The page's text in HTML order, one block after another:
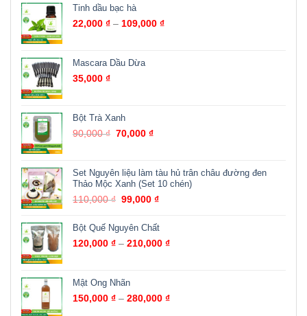
Tinh dầu bạc hà
22,000 ₫ – 109,000 ₫
Mascara Dầu Dừa
35,000 ₫
Bột Trà Xanh
90,000₫ 70,000₫
Set Nguyên liệu làm tàu hủ trân châu đường đen
Thảo Mộc Xanh (Set 10 chén)
110,000₫ 99,000₫
Bột Quế Nguyên Chất
120,000 ₫ – 210,000 ₫
Mật Ong Nhãn
150,000 ₫ – 280,000 ₫